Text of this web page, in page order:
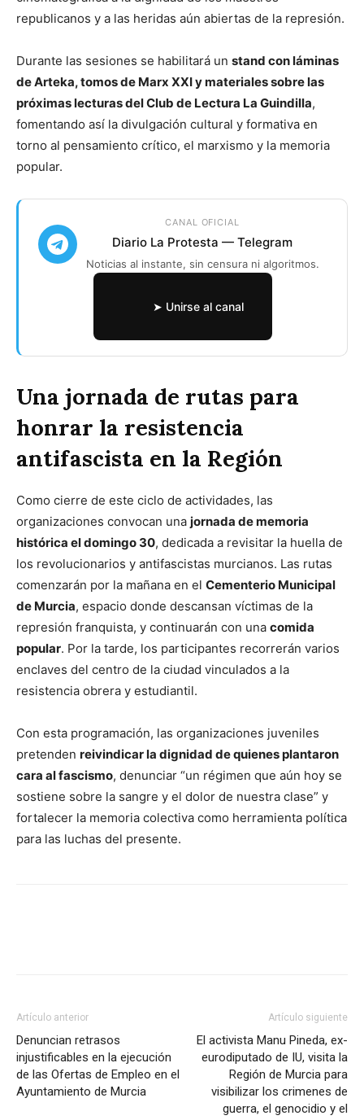
republicanos y a las heridas aún abiertas de la represión.
Durante las sesiones se habilitará un stand con láminas
de Arteka, tomos de Marx XXI y materiales sobre las
próximas lecturas del Club de Lectura La Guindilla,
fomentando así la divulgación cultural y formativa en
torno al pensamiento crítico, el marxismo y la memoria
popular.
CANAL OFICIAL
Diario La Protesta — Telegram
Noticias al instante, sin censura ni algoritmos.
➤ Unirse al canal
Una jornada de rutas para
honrar la resistencia
antifascista en la Región
Como cierre de este ciclo de actividades, las
organizaciones convocan una jornada de memoria
histórica el domingo 30, dedicada a revisitar la huella de
los revolucionarios y antifascistas murcianos. Las rutas
comenzarán por la mañana en el Cementerio Municipal
de Murcia, espacio donde descansan víctimas de la
represión franquista, y continuarán con una comida
popular. Por la tarde, los participantes recorrerán varios
enclaves del centro de la ciudad vinculados a la
resistencia obrera y estudiantil.
Con esta programación, las organizaciones juveniles
pretenden reivindicar la dignidad de quienes plantaron
cara al fascismo, denunciar “un régimen que aún hoy se
sostiene sobre la sangre y el dolor de nuestra clase” y
fortalecer la memoria colectiva como herramienta política
para las luchas del presente.
Artículo anterior
Denuncian retrasos
injustificables en la ejecución
de las Ofertas de Empleo en el
Ayuntamiento de Murcia
Artículo siguiente
El activista Manu Pineda, ex-
eurodiputado de IU, visita la
Región de Murcia para
visibilizar los crimenes de
guerra, el genocidio y el